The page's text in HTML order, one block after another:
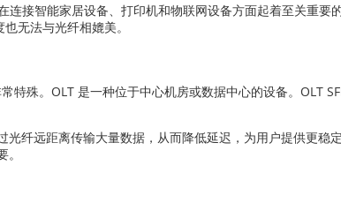
连接智能家居设备、打印机和物联网设备方面起着至关重要
无法与光纤相媲美。
特殊。OLT 是一种位于中心机房或数据中心的设备。OLT
纤远距离传输大量数据，从而降低延迟，为用户提供更稳